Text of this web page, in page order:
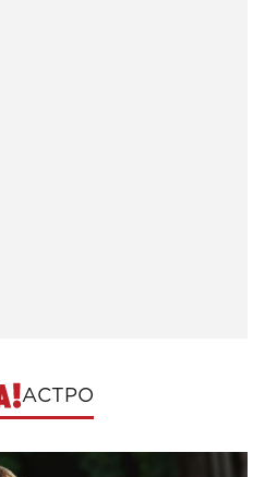
АСТРО